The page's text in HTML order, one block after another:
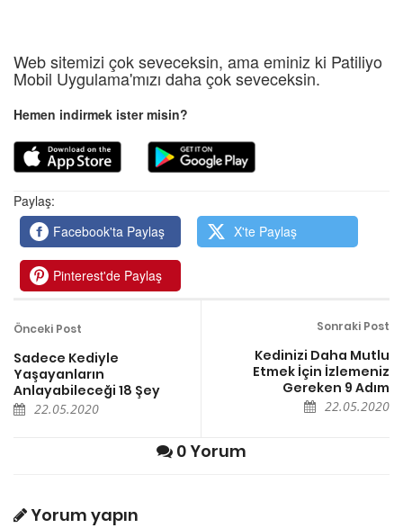
Web sitemizi çok seveceksin, ama eminiz ki Patiliyo
Mobil Uygulama'mızı daha çok seveceksin.
Hemen indirmek ister misin?
Paylaş:
Facebook'ta Paylaş
X'te Paylaş
Pinterest'de Paylaş
Önceki Post
Sadece Kediyle
Yaşayanların
Anlayabileceği 18 Şey
22.05.2020
Sonraki Post
Kedinizi Daha Mutlu
Etmek İçin İzlemeniz
Gereken 9 Adım
22.05.2020
0 Yorum
Yorum yapın